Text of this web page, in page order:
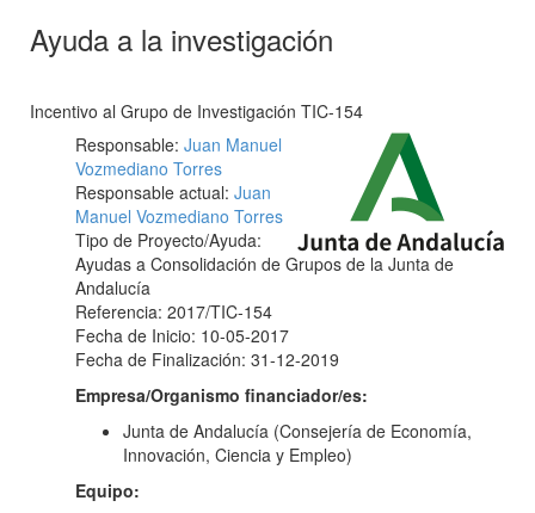
Ayuda a la investigación
Incentivo al Grupo de Investigación TIC-154
Responsable: Juan Manuel
Vozmediano Torres
Responsable actual: Juan
Manuel Vozmediano Torres
Tipo de Proyecto/Ayuda:
Ayudas a Consolidación de Grupos de la Junta de
Andalucía
Referencia: 2017/TIC-154
Fecha de Inicio: 10-05-2017
Fecha de Finalización: 31-12-2019
Empresa/Organismo financiador/es:
Junta de Andalucía (Consejería de Economía,
Innovación, Ciencia y Empleo)
Equipo: